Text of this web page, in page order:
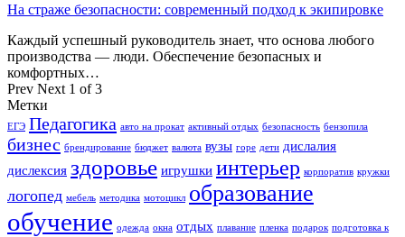
На страже безопасности: современный подход к экипировке
Каждый успешный руководитель знает, что основа любого
производства — люди. Обеспечение безопасных и
комфортных…
Prev Next 1 of 3
Метки
ЕГЭ Педагогика авто на прокат активный отдых безопасность бензопила
бизнес брендирование бюджет валюта вузы горе дети дислалия
дислексия здоровье игрушки интерьер корпоратив кружки
логопед мебель методика мотоцикл образование
обучение одежда окна отдых плавание пленка подарок подготовка к